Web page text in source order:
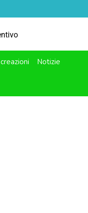
Notizie